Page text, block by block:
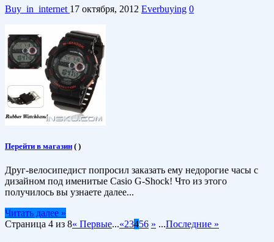
Buy_in_internet 17 октября, 2012 Everbuying 0
Перейти в магазин ( )
Друг-велосипедист попросил заказать ему недорогие часы с
дизайном под именитые Casio G-Shock! Что из этого
получилось вы узнаете далее...
Читать далее »
Страница 4 из 8« Первые...«23456 » ...Последние »